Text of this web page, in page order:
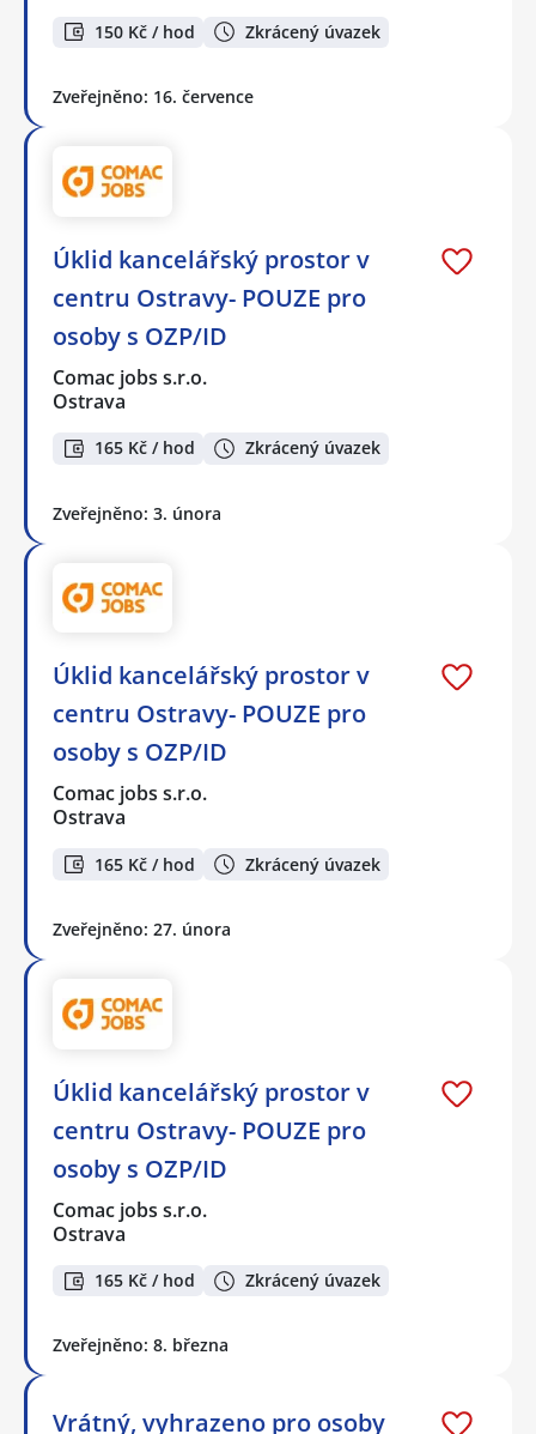
150 Kč / hod Zkrácený úvazek
Zveřejněno: 16. července
Úklid kancelářský prostor v
centru Ostravy- POUZE pro
osoby s OZP/ID
Comac jobs s.r.o.
Ostrava
165 Kč / hod Zkrácený úvazek
Zveřejněno: 3. února
Úklid kancelářský prostor v
centru Ostravy- POUZE pro
osoby s OZP/ID
Comac jobs s.r.o.
Ostrava
165 Kč / hod Zkrácený úvazek
Zveřejněno: 27. února
Úklid kancelářský prostor v
centru Ostravy- POUZE pro
osoby s OZP/ID
Comac jobs s.r.o.
Ostrava
165 Kč / hod Zkrácený úvazek
Zveřejněno: 8. března
Vrátný, vyhrazeno pro osoby